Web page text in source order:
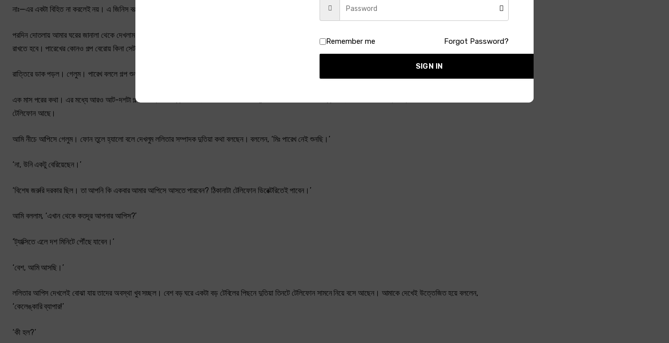
নাঃ—এর একটা বিহিত না করলেই নয়। এ জিনিস বরদাস্ত করা যায় না। অথচ লোকটাকে দেখে একবারও বুঝতে পারিনি যে সে এত অসৎ হতে পারে।
পরদিন দোতলায় আমার ঘরের জানালা থেকে দেখলাম এগারোটার সময় একটা পুরোন ফোর্ড গাড়ি এসে পারেখের বাড়ির সামনে থামল আর তার থেকে দুতিয়া নামলেন। এবার থেকে ললিতা পত্রিকায় চোখ
রাখতে হবে। পারেখের কোনও গল্প বেরোয় কিনা সেটা দেখতে হবে। কিন্তু এর প্রতিকার হয় কী করে? এ জিনিস ত চলতে দেওয়া যায় না।
রাত্তিরে ডাক পড়ল। গেলুম। পারেখ বললে গল্প শুনবে। আমার ভাবাই ছিল। আমি বলে গেলুম। গল্পের শেষে আমায় তারিফও করলে। বললে, ‘দিস ইজ ওয়ান অফ ইওর বেস্ট।’
এক মাস পরের কথা। এর মধ্যে আরও আট-দশটা গল্প বলা হয়ে গেছে। একদিন সকালে পারেখ বেরিয়েছে, আমি আমার ঘরে বসে আছি। এমন সময় পারেখের ভাইপো হীরালাল এসে বলল আমার
টেলিফোন আছে।
আমি নীচে আপিসে গেলুম। ফোন তুলে হ্যালো বলে দেখলুম ললিতার সম্পাদক দুতিয়া কথা বলছেন। বললেন, ‘মিঃ পারেখ নেই শুনছি।’
‘না, উনি একটু বেরিয়েছেন।’
‘বিশেষ জরুরি দরকার ছিল। তা আপনি কি একবার আমার আপিসে আসতে পারবেন? ঠিকানাটা টেলিফোন ডিরেক্টরিতেই পাবেন।’
আমি বললাম, ‘এখান থেকে কতদূর আপনার আপিস?’
‘ট্যাক্সিতে এলে দশ মিনিটে পৌঁছে যাবেন।’
‘বেশ, আমি আসছি।’
ললিতার আপিস দেখলেই বোঝা যায় তাদের অবস্থা খুব সচ্ছল। বেশ বড় ঘরে একটা বড় টেবিলের পিছনে দুতিয়া তিনটে টেলিফোন সামনে নিয়ে বসে আছেন। আমাকে দেখেই উত্তেজিত হয়ে বললেন,
‘কেলেঙ্কারি ব্যাপার!’
‘কী হল?’
Remember me Forgot Password?
SIGN IN